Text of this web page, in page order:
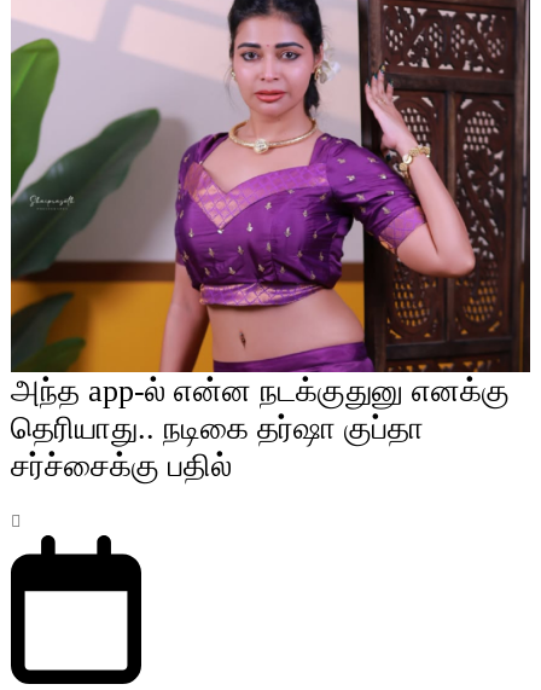
அந்த app-ல் என்ன நடக்குதுனு எனக்கு
தெரியாது.. நடிகை தர்ஷா குப்தா
சர்ச்சைக்கு பதில்